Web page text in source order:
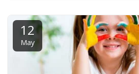
12
May